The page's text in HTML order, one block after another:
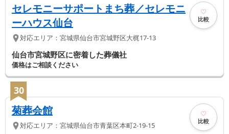
セレモニーサポートまち葬／セレモニ
ーハウス仙台
対応エリア： 宮城県仙台市宮城野区大梶17-13
比較
仙台市宮城野区に密着した葬儀社
価格はご相談ください
30
菊葬会館
対応エリア： 宮城県仙台市青葉区本町2-19-15 比較